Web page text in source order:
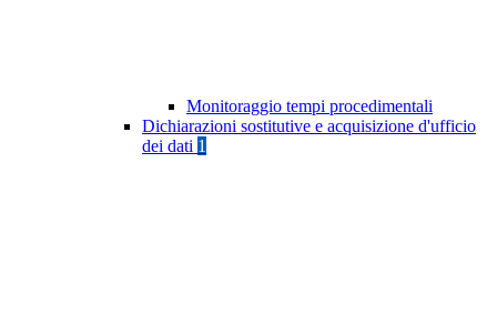
Monitoraggio tempi procedimentali
Dichiarazioni sostitutive e acquisizione d'ufficio
dei dati 1